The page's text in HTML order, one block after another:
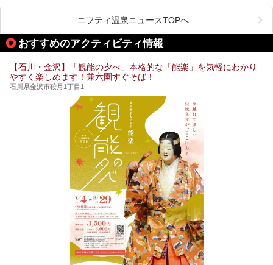
車で行くのがオススメですが、ドライブの際にぜひ一緒に楽
しんでいただきたいのが温泉です。絶景を眺めながらつかる
温泉は最高ですよ！ 今回はそんな能登の温泉を5つご紹介
します。
ニフティ温泉ニュースTOPへ
おすすめのアクティビティ情報
【石川・金沢】「観能の夕べ」本格的な「能楽」を気軽にわかり
やすく楽しめます！兼六園すぐそば！
石川県金沢市鞍月1丁目1